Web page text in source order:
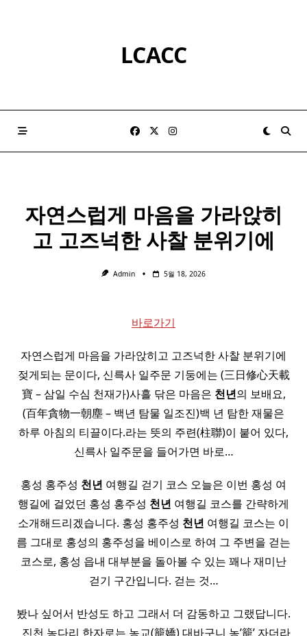
LCACC
자연스럽게 마음을 가라앉히
고 고즈넉한 사찰 분위기에
Admin 5월 18, 2026
바로가기
자연스럽게 마음을 가라앉히고 고즈넉한 사찰 분위기에
젖게되는 문이다, 신륵사 일주문 기둥에는 (三日修心天載
寶 – 삼일 수심 천재가)사흘 닦은 마음은 천년의 보배요,
(百年貪物一朝塵 – 백년 탐물 일조진)백 년 탐한 재물은
하루 아침의 티끌이다.라는 뜻의 주련(柱聯)이 붙어 있다,
신륵사 일주문을 들어가면 바로…
홍성 홍주성 천년 여행길 걷기 코스 오늘은 이번 홍성 여
행길에 걸었던 홍성 홍주성 천년 여행길 코스를 간략하게
소개해드리겠습니다. 홍성 홍주성 천년 여행길 코스는 이
름 그대로 홍성의 홍주성을 베이스로 하여 그 주변을 걷는
코스로, 홍성 읍내 대부분을 돌아볼 수 있는 꽤나 재미난
걷기 구간입니다. 걷는 것…
봤나 싶어서 반성도 하고 그래서 더 감동하고 그랬답니다.
​ ​ 진천 농다리 한자로는 농교(籠嬌) 대바구니 농’籠’ 자더라